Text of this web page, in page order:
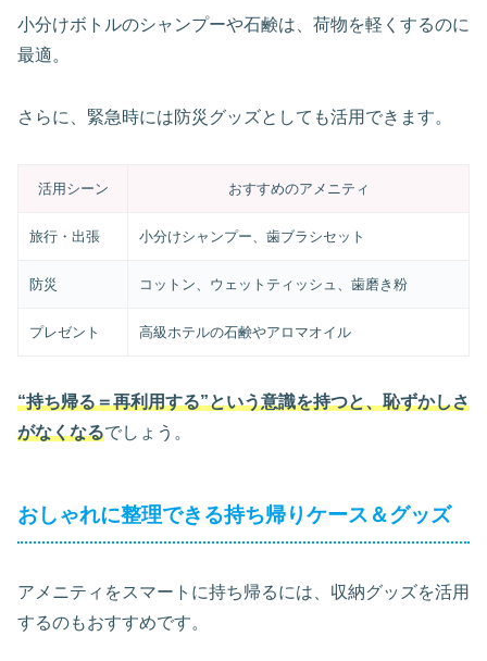
小分けボトルのシャンプーや石鹸は、荷物を軽くするのに
最適。
さらに、緊急時には防災グッズとしても活用できます。
活用シーン おすすめのアメニティ
旅行・出張 小分けシャンプー、歯ブラシセット
防災 コットン、ウェットティッシュ、歯磨き粉
プレゼント 高級ホテルの石鹸やアロマオイル
“持ち帰る＝再利用する”という意識を持つと、恥ずかしさ
がなくなるでしょう。
おしゃれに整理できる持ち帰りケース＆グッズ
アメニティをスマートに持ち帰るには、収納グッズを活用
するのもおすすめです。